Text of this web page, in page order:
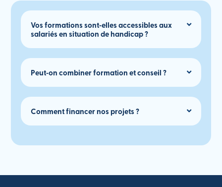
Vos formations sont‑elles accessibles aux
salariés en situation de handicap ?
Peut‑on combiner formation et conseil ?
Comment financer nos projets ?